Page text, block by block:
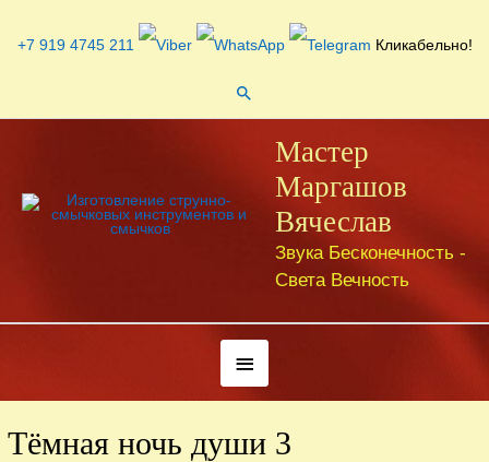
+7 919 4745 211 Кликабельно!
Поиск
Мастер
Маргашов
Вячеслав
Звука Бесконечность -
Света Вечность
Под
хедером
Тёмная ночь души 3